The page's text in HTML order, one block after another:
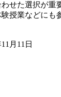
せた選択が重
授業などにも
月11日